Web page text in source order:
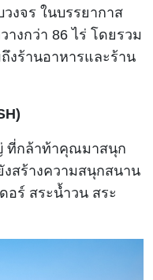
งจร ในบรรยากาส
งกว่า 86 ไร่ โดยรวม
งร้านอาหารและร้าน
ที่กล้าท้าคุณมาสนุก
งสร้างความสนุกสนาน
อร์ สระน้ำวน สระ